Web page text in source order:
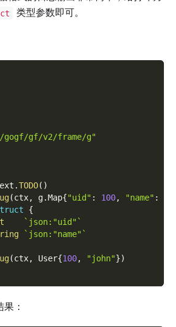
类型参数即可。
gogf/gf/v2/frame/g"
.TODO( )
(ctx, g.Map{"uid" : 100, "name" :
{
`json:"uid"`
`json:"name"`
(ctx, User{100, "john"})
：